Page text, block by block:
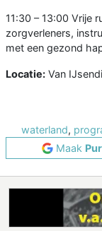
11:30 – 13:00 Vrije
zorgverleners,
met een gezond
Locatie: Van
waterland,
Maak